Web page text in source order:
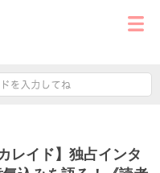
レイド】独占インタ